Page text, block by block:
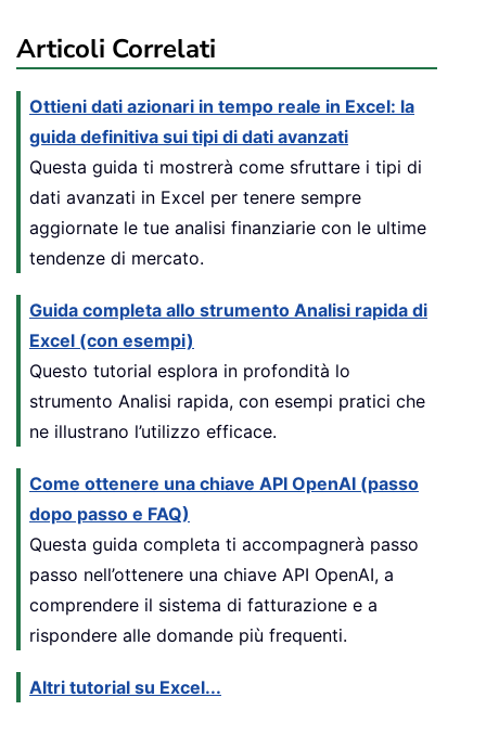
Articoli Correlati
Ottieni dati azionari in tempo reale in Excel: la
guida definitiva sui tipi di dati avanzati
Questa guida ti mostrerà come sfruttare i tipi di
dati avanzati in Excel per tenere sempre
aggiornate le tue analisi finanziarie con le ultime
tendenze di mercato.
Guida completa allo strumento Analisi rapida di
Excel (con esempi)
Questo tutorial esplora in profondità lo
strumento Analisi rapida, con esempi pratici che
ne illustrano l’utilizzo efficace.
Come ottenere una chiave API OpenAI (passo
dopo passo e FAQ)
Questa guida completa ti accompagnerà passo
passo nell’ottenere una chiave API OpenAI, a
comprendere il sistema di fatturazione e a
rispondere alle domande più frequenti.
Altri tutorial su Excel...